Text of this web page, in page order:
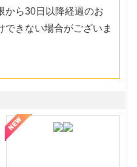
ら30日以降経過のお
できない場合がございま